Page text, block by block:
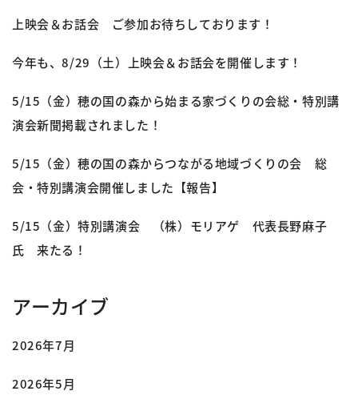
上映会＆お話会 ご参加お待ちしております！
今年も、8/29（土）上映会＆お話会を開催します！
5/15（金）穂の国の森から始まる家づくりの会総・特別講
演会新聞掲載されました！
5/15（金）穂の国の森からつながる地域づくりの会 総
会・特別講演会開催しました【報告】
5/15（金）特別講演会 （株）モリアゲ 代表長野麻子
氏 来たる！
アーカイブ
2026年7月
2026年5月